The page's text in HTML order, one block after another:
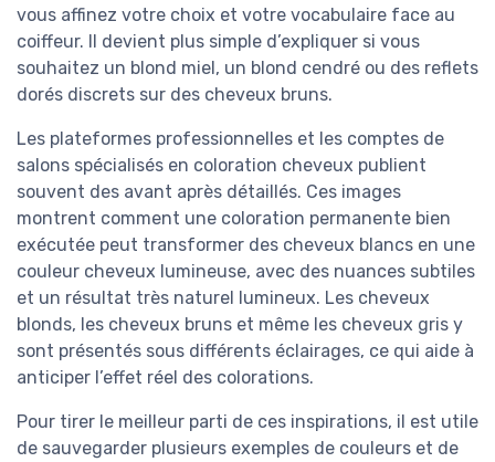
vous affinez votre choix et votre vocabulaire face au
coiffeur. Il devient plus simple d’expliquer si vous
souhaitez un blond miel, un blond cendré ou des reflets
dorés discrets sur des cheveux bruns.
Les plateformes professionnelles et les comptes de
salons spécialisés en coloration cheveux publient
souvent des avant après détaillés. Ces images
montrent comment une coloration permanente bien
exécutée peut transformer des cheveux blancs en une
couleur cheveux lumineuse, avec des nuances subtiles
et un résultat très naturel lumineux. Les cheveux
blonds, les cheveux bruns et même les cheveux gris y
sont présentés sous différents éclairages, ce qui aide à
anticiper l’effet réel des colorations.
Pour tirer le meilleur parti de ces inspirations, il est utile
de sauvegarder plusieurs exemples de couleurs et de